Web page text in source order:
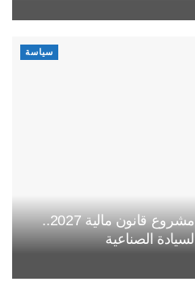
سياسة
أخنوش يكشف مرتكزات مشروع قانون مالية 2027..
الصناعية